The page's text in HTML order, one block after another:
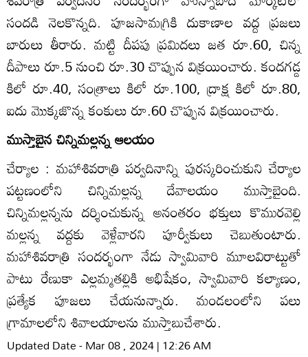
సందడి నెలకొన్నది. పూజసామగ్రికి దుకాణాల వద్ద ప్రజలు
బారులు తీరారు. మట్టి దీపపు ప్రమిదలు జత రూ.60, చిన్న
దీపాలు రూ.5 నుంచి రూ.30 చొప్పున విక్రయించారు. కందగడ్డ
కిలో రూ.40, సంత్రాలు కిలో రూ.100, ద్రాక్ష కిలో రూ.80,
ఐదు మొక్కజొన్న కంకులు రూ.60 చొప్పున విక్రయించారు.
ముస్తాబైన చిన్నిమల్లన్న ఆలయం
చేర్యాల : మహాశివరాత్రి పర్వదినాన్ని పురస్కరించుకుని చేర్యాల
పట్టణంలోని చిన్నిమల్లన్న దేవాలయం ముస్తాబైంది.
చిన్నిమల్లన్నను దర్శించుకున్న అనంతరం భక్తులు కొమురవెల్లి
మల్లన్న వద్దకు వెళ్లేవారని పూర్వీకులు చెబుతుంటారు.
మహాశివరాత్రి సందర్భంగా నేడు స్వామివారి మూలవిరాట్టుతో
పాటు రేణుకా ఎల్లమ్మతల్లికి అభిషేకం, స్వామివారి కల్యాణం,
ప్రత్యేక పూజలు చేయనున్నారు. మండలంలోని పలు
గ్రామాలలోని శివాలయాలను ముస్తాబుచేశారు.
Updated Date - Mar 08 , 2024 | 12:26 AM